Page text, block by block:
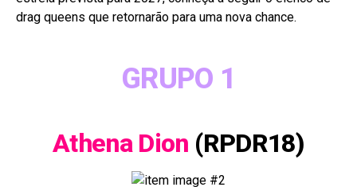
drag queens que retornarão para uma nova chance.
GRUPO 1
Athena Dion (RPDR18)